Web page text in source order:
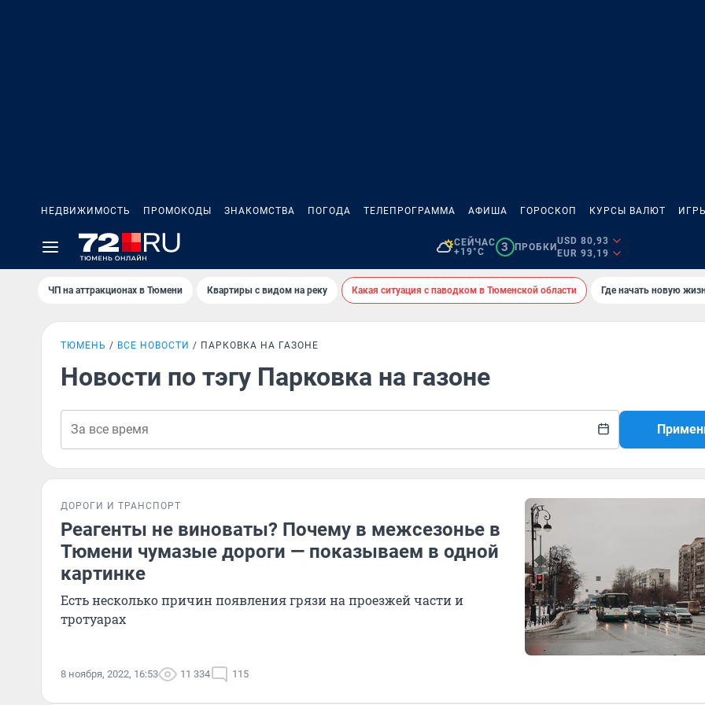
НЕДВИЖИМОСТЬ ПРОМОКОДЫ ЗНАКОМСТВА ПОГОДА ТЕЛЕПРОГРАММА АФИША ГОРОСКОП КУРСЫ ВАЛЮТ
СЕЙЧАС
+19°C
3 ПРОБКИ
USD 80,93
EUR 93,19
ЧП на аттракционах в Тюмени Квартиры с видом на реку Какая ситуация с паводком в Тюменской области Где начать новую
ТЮМЕНЬ ВСЕ НОВОСТИ ПАРКОВКА НА ГАЗОНЕ
Новости по тэгу Парковка на газоне
ДОРОГИ И ТРАНСПОРТ
Реагенты не виноваты? Почему в межсезонье в
Тюмени чумазые дороги — показываем в одной
картинке
Есть несколько причин появления грязи на проезжей части и
тротуарах
8 ноября, 2022, 16:53 11 334 115